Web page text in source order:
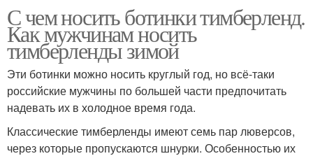
С чем носить ботинки тимберленд.
Как мужчинам носить
тимберленды зимой
Эти ботинки можно носить круглый год, но всё-таки
российские мужчины по большей части предпочитать
надевать их в холодное время года.
Классические тимберленды имеют семь пар люверсов,
через которые пропускаются шнурки. Особенностью их